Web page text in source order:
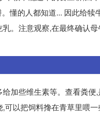
懂的人都知道... 因此给
。注意观察,在最终确认
加些维生素等。查看粪
以把饲料搀在青草里喂